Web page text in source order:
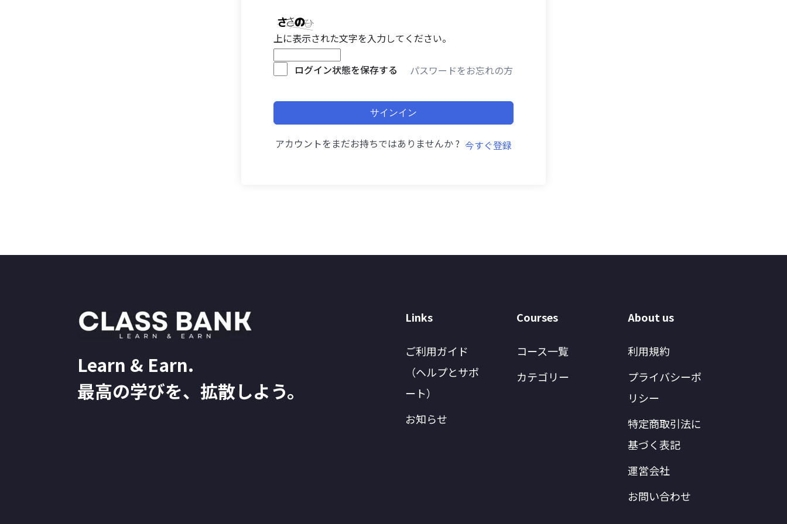
上に表示された文字を入力してください。
ログイン状態を保存する パスワードをお忘れの方
サインイン
アカウントをまだお持ちではありませんか ? 今すぐ登録
Learn & Earn.
最高の学びを、拡散しよう。
Links
ご利用ガイド
（ヘルプとサポ
ート）
お知らせ
Courses
コース一覧
カテゴリー
About us
利用規約
プライバシーポ
リシー
特定商取引法に
基づく表記
運営会社
お問い合わせ